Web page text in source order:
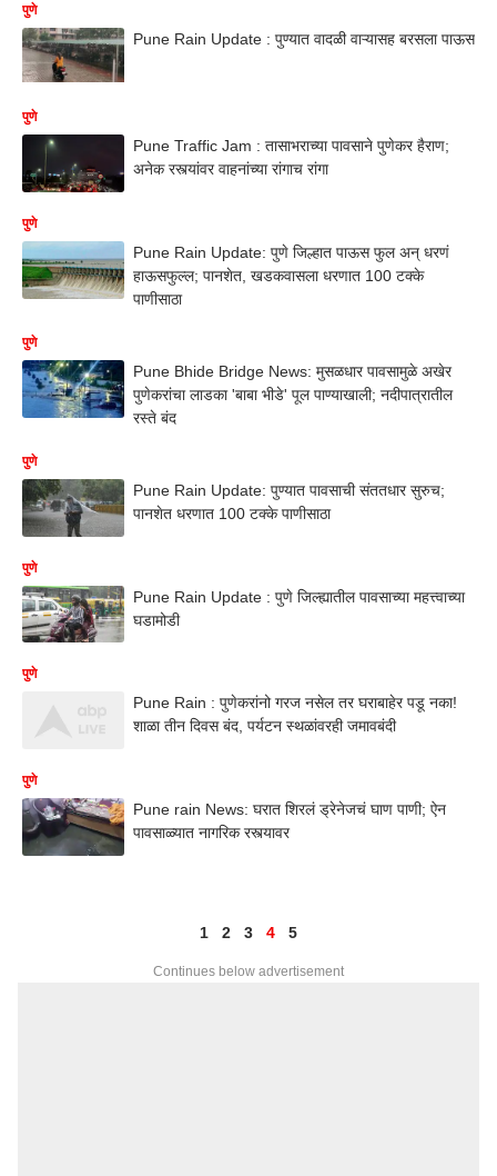
पुणे
Pune Rain Update : पुण्यात वादळी वाऱ्यासह बरसला पाऊस
पुणे
Pune Traffic Jam : तासाभराच्या पावसाने पुणेकर हैराण;
अनेक रस्त्यांवर वाहनांच्या रांगाच रांगा
पुणे
Pune Rain Update: पुणे जिल्हात पाऊस फुल अन् धरणं
हाऊसफुल्ल; पानशेत, खडकवासला धरणात 100 टक्के
पाणीसाठा
पुणे
Pune Bhide Bridge News: मुसळधार पावसामुळे अखेर
पुणेकरांचा लाडका 'बाबा भीडे' पूल पाण्याखाली; नदीपात्रातील
रस्ते बंद
पुणे
Pune Rain Update: पुण्यात पावसाची संततधार सुरुच;
पानशेत धरणात 100 टक्के पाणीसाठा
पुणे
Pune Rain Update : पुणे जिल्ह्यातील पावसाच्या महत्त्वाच्या
घडामोडी
पुणे
Pune Rain : पुणेकरांनो गरज नसेल तर घराबाहेर पडू नका!
शाळा तीन दिवस बंद, पर्यटन स्थळांवरही जमावबंदी
पुणे
Pune rain News: घरात शिरलं ड्रेनेजचं घाण पाणी; ऐन
पावसाळ्यात नागरिक रस्त्यावर
1 2 3 4 5
Continues below advertisement